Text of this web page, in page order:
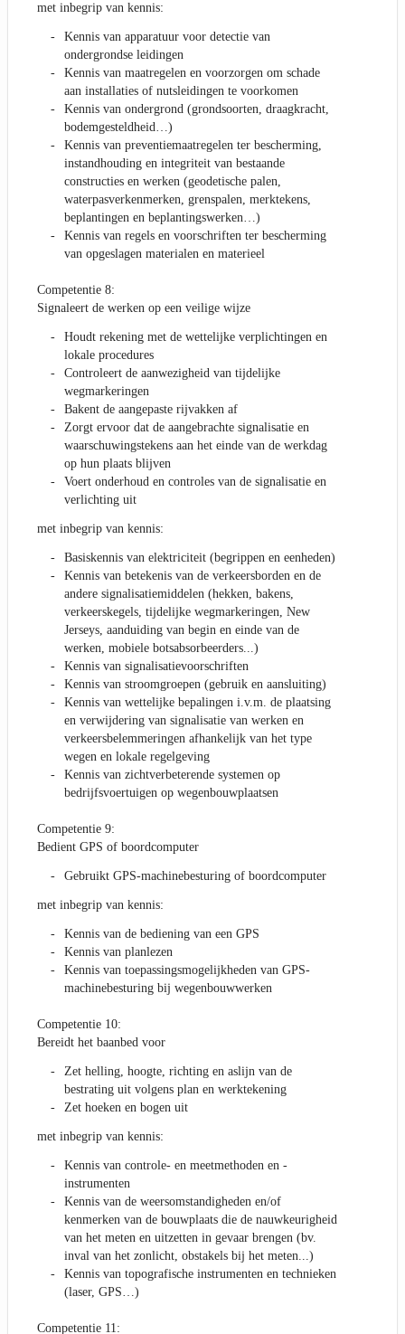
met inbegrip van kennis:
Kennis van apparatuur voor detectie van
ondergrondse leidingen
Kennis van maatregelen en voorzorgen om schade
aan installaties of nutsleidingen te voorkomen
Kennis van ondergrond (grondsoorten, draagkracht,
bodemgesteldheid…)
Kennis van preventiemaatregelen ter bescherming,
instandhouding en integriteit van bestaande
constructies en werken (geodetische palen,
waterpasverkenmerken, grenspalen, merktekens,
beplantingen en beplantingswerken…)
Kennis van regels en voorschriften ter bescherming
van opgeslagen materialen en materieel
Competentie 8:
Signaleert de werken op een veilige wijze
Houdt rekening met de wettelijke verplichtingen en
lokale procedures
Controleert de aanwezigheid van tijdelijke
wegmarkeringen
Bakent de aangepaste rijvakken af
Zorgt ervoor dat de aangebrachte signalisatie en
waarschuwingstekens aan het einde van de werkdag
op hun plaats blijven
Voert onderhoud en controles van de signalisatie en
verlichting uit
met inbegrip van kennis:
Basiskennis van elektriciteit (begrippen en eenheden)
Kennis van betekenis van de verkeersborden en de
andere signalisatiemiddelen (hekken, bakens,
verkeerskegels, tijdelijke wegmarkeringen, New
Jerseys, aanduiding van begin en einde van de
werken, mobiele botsabsorbeerders...)
Kennis van signalisatievoorschriften
Kennis van stroomgroepen (gebruik en aansluiting)
Kennis van wettelijke bepalingen i.v.m. de plaatsing
en verwijdering van signalisatie van werken en
verkeersbelemmeringen afhankelijk van het type
wegen en lokale regelgeving
Kennis van zichtverbeterende systemen op
bedrijfsvoertuigen op wegenbouwplaatsen
Competentie 9:
Bedient GPS of boordcomputer
Gebruikt GPS-machinebesturing of boordcomputer
met inbegrip van kennis:
Kennis van de bediening van een GPS
Kennis van planlezen
Kennis van toepassingsmogelijkheden van GPS-
machinebesturing bij wegenbouwwerken
Competentie 10:
Bereidt het baanbed voor
Zet helling, hoogte, richting en aslijn van de
bestrating uit volgens plan en werktekening
Zet hoeken en bogen uit
met inbegrip van kennis:
Kennis van controle- en meetmethoden en -
instrumenten
Kennis van de weersomstandigheden en/of
kenmerken van de bouwplaats die de nauwkeurigheid
van het meten en uitzetten in gevaar brengen (bv.
inval van het zonlicht, obstakels bij het meten...)
Kennis van topografische instrumenten en technieken
(laser, GPS…)
Competentie 11: